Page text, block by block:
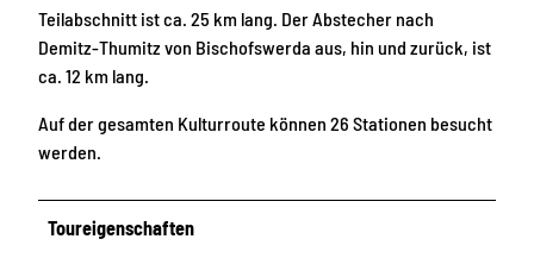
Teilabschnitt ist ca. 25 km lang. Der Abstecher nach
Demitz-Thumitz von Bischofswerda aus, hin und zurück, ist
ca. 12 km lang.
Auf der gesamten Kulturroute können 26 Stationen besucht
werden.
Toureigenschaften